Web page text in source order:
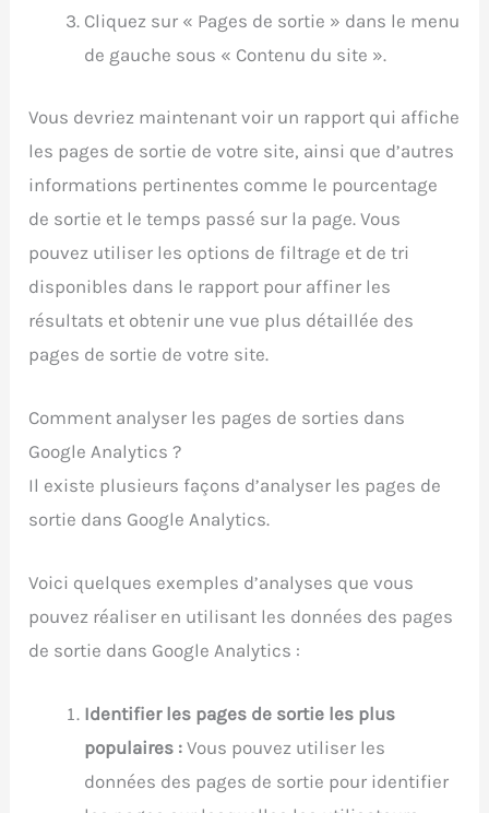
Cliquez sur « Pages de sortie » dans le menu
de gauche sous « Contenu du site ».
Vous devriez maintenant voir un rapport qui affiche
les pages de sortie de votre site, ainsi que d’autres
informations pertinentes comme le pourcentage
de sortie et le temps passé sur la page. Vous
pouvez utiliser les options de filtrage et de tri
disponibles dans le rapport pour affiner les
résultats et obtenir une vue plus détaillée des
pages de sortie de votre site.
Comment analyser les pages de sorties dans
Google Analytics ?
Il existe plusieurs façons d’analyser les pages de
sortie dans Google Analytics.
Voici quelques exemples d’analyses que vous
pouvez réaliser en utilisant les données des pages
de sortie dans Google Analytics :
Identifier les pages de sortie les plus
populaires : Vous pouvez utiliser les
données des pages de sortie pour identifier